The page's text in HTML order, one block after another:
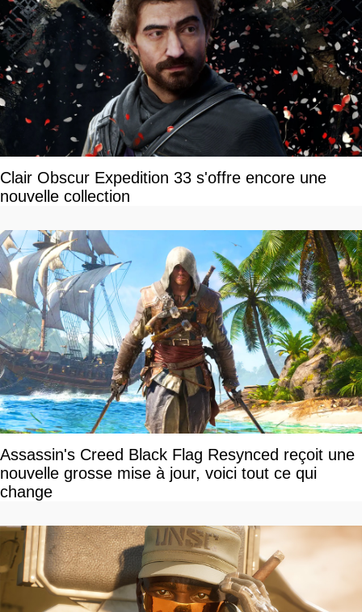
Clair Obscur Expedition 33 s'offre encore une
nouvelle collection
Assassin's Creed Black Flag Resynced reçoit une
nouvelle grosse mise à jour, voici tout ce qui
change